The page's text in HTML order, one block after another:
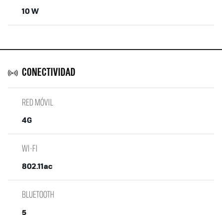
10 W
CONECTIVIDAD
RED MÓVIL
4G
WI-FI
802.11ac
BLUETOOTH
5